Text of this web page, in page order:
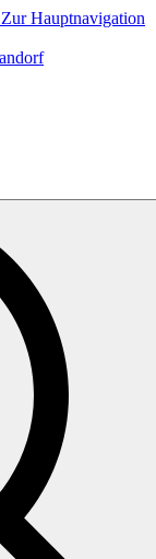
Zur Hauptnavigation